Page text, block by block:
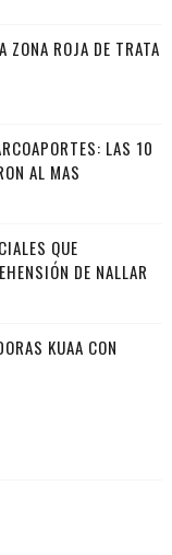
ZONA ROJA DE TRATA
LAS 10
AL MAS
QUE
DE NALLAR
KUAA CON